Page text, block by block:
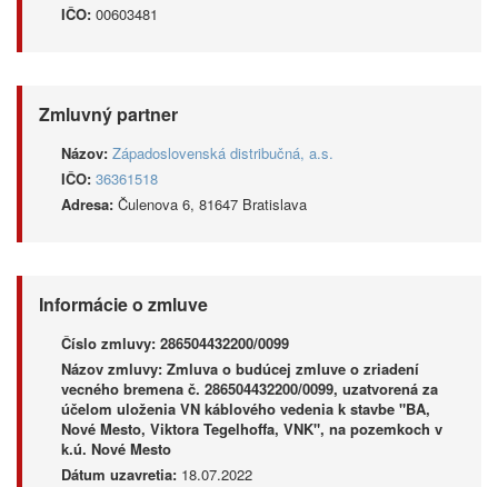
IČO: 00603481
Zmluvný partner
Názov: Západoslovenská distribučná, a.s.
IČO: 36361518
Adresa: Čulenova 6, 81647 Bratislava
Informácie o zmluve
Číslo zmluvy: 286504432200/0099
Názov zmluvy: Zmluva o budúcej zmluve o zriadení
vecného bremena č. 286504432200/0099, uzatvorená za
účelom uloženia VN káblového vedenia k stavbe "BA,
Nové Mesto, Viktora Tegelhoffa, VNK", na pozemkoch v
k.ú. Nové Mesto
Dátum uzavretia: 18.07.2022